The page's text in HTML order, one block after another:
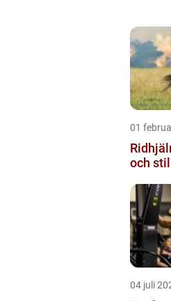
01
Ridhjälm säkerhet,
och
04 juli